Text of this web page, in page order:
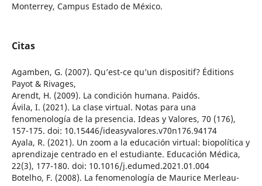
Monterrey, Campus Estado de México.
Citas
Agamben, G. (2007). Qu’est-ce qu’un dispositif? Éditions
Payot & Rivages,
Arendt, H. (2009). La condición humana. Paidós.
Ávila, I. (2021). La clase virtual. Notas para una
fenomenología de la presencia. Ideas y Valores, 70 (176),
157-175. doi: 10.15446/ideasyvalores.v70n176.94174
Ayala, R. (2021). Un zoom a la educación virtual: biopolítica y
aprendizaje centrado en el estudiante. Educación Médica,
22(3), 177-180. doi: 10.1016/j.edumed.2021.01.004
Botelho, F. (2008). La fenomenología de Maurice Merleau-